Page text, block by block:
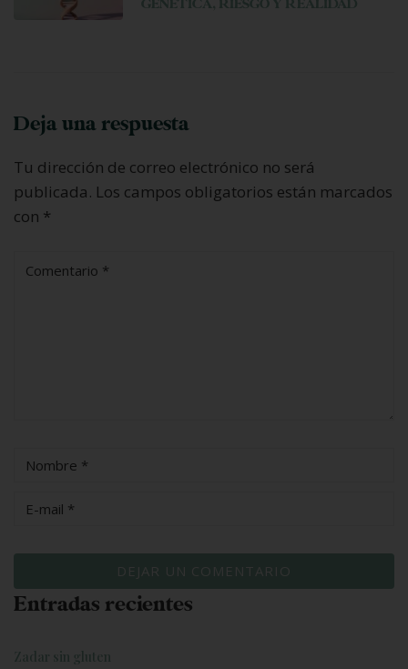
GENÉTICA, RIESGO Y REALIDAD
Deja una respuesta
Tu dirección de correo electrónico no será
publicada. Los campos obligatorios están marcados
con *
Entradas recientes
Zadar sin gluten